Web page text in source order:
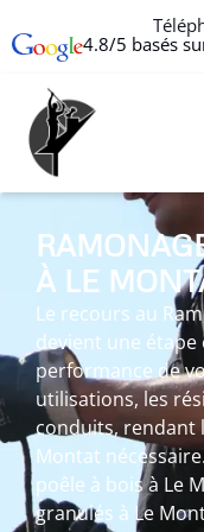
4.8/5 basés
À LE
Le recours au
devient une
performance de
utilisations, les
conduits, rendant
Montat
poêle à bois à Le
granulés à Le